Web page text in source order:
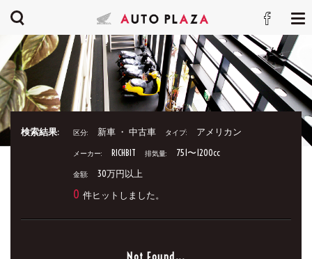
検索結果: 区分: 新車 ・ 中古車 タイプ: アメリカン
メーカー: RICHBIT 排気量: 751〜1200cc
金額: 30万円以上
0 件ヒットしました。